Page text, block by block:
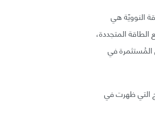
النوويّة هي
المتجددة،
المُستثمرة في
التي ظهرت في